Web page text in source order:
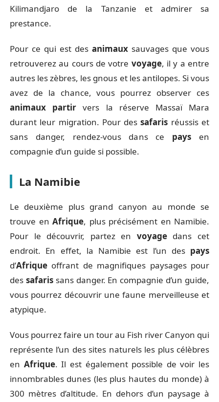
Kilimandjaro de la Tanzanie et admirer sa
prestance.
Pour ce qui est des animaux sauvages que vous
retrouverez au cours de votre voyage, il y a entre
autres les zèbres, les gnous et les antilopes. Si vous
avez de la chance, vous pourrez observer ces
animaux
partir vers la réserve Massaï Mara
durant leur migration. Pour dessafaris réussis et
sans danger, rendez-vous dans ce pays en
compagnie d’un guide si possible.
La Namibie
Le deuxième plus grand canyon au monde se
trouve en Afrique, plus précisément en Namibie.
Pour le découvrir, partez en voyagedans cet
endroit. En effet, la Namibie est l’un des pays
d’Afrique offrant de magnifiques paysages pour
des safarissans danger. En compagnie d’un guide,
vous pourrez découvrir une faune merveilleuse et
atypique.
Vous pourrez faire un tour au Fish river Canyon qui
représente l’un des sites naturels les plus célèbres
en Afrique. Il est également possible de voir les
innombrables dunes (les plus hautes du monde) à
300 mètres d’altitude. En dehors d’un paysage à